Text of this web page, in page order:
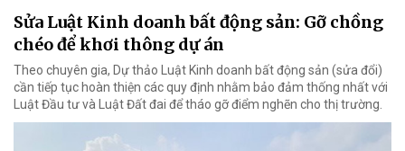
Sửa Luật Kinh doanh bất động sản: Gỡ chồng
chéo để khơi thông dự án
Theo chuyên gia, Dự thảo Luật Kinh doanh bất động sản (sửa đổi)
cần tiếp tục hoàn thiện các quy định nhằm bảo đảm thống nhất với
Luật Đầu tư và Luật Đất đai để tháo gỡ điểm nghẽn cho thị trường.